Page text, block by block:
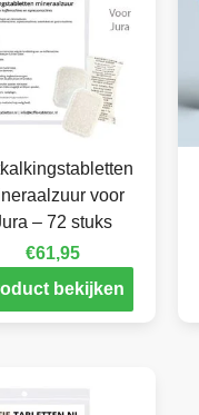
voor
– 72 stuks
€61,95
bekijken